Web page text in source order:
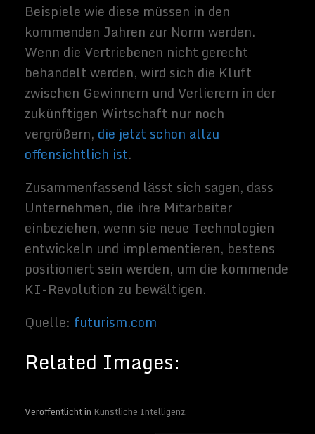
Veröffentlicht in Künstliche Intelligenz.